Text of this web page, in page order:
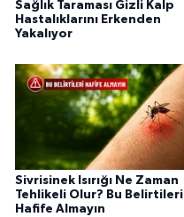
Sağlık Taraması Gizli Kalp
Hastalıklarını Erkenden
Yakalıyor
Sivrisinek Isırığı Ne Zaman
Tehlikeli Olur? Bu Belirtileri
Hafife Almayın